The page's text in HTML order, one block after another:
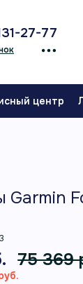
27-77
центр
Garmin
75 369